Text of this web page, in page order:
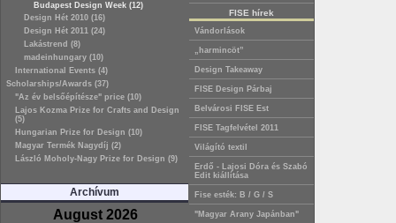
Budapest Design Week (12)
Design Hét 2010 (16)
Design Hét 2011 (24)
Lakástrend (8)
madeinhungary (10)
International Events (4)
Scholarships/Awards (37)
"Az év belsőépítésze" price (10)
Lajos Kozma Prize for Crafts and Design
(5)
Hungarian Prize for Design (10)
Magyar Termék Nagydíj (2)
László Moholy-Nagy Prize for Design (9)
Archívum
August 2026
FISE hírek
Vándorlások
„harmincöt”
Design Takeaway
FISE Design Párbaj
Belvárosi FISE Est
FISE Tagfelvétel 2011
Világító textil
Erdő - Lajosi Dóra és Szabó
Edit kiállítása
Fise esték: B / G / S
"Magyar Arany Japánban"